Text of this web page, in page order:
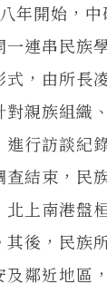
開始，中
一連串民族
式，由所長
對親族組織
進行訪談紀
查結束，民
北上南港盤
其後，民族
及鄰近地區